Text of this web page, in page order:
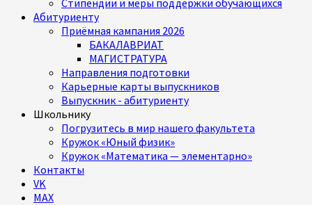
Стипендии и меры поддержки обучающихся
Абитуриенту
Приёмная кампания 2026
БАКАЛАВРИАТ
МАГИСТРАТУРА
Направления подготовки
Карьерные карты выпускников
Выпускник - абитуриенту
Школьнику
Погрузитесь в мир нашего факультета
Кружок «Юный физик»
Кружок «Математика — элементарно»
Контакты
VK
MAX